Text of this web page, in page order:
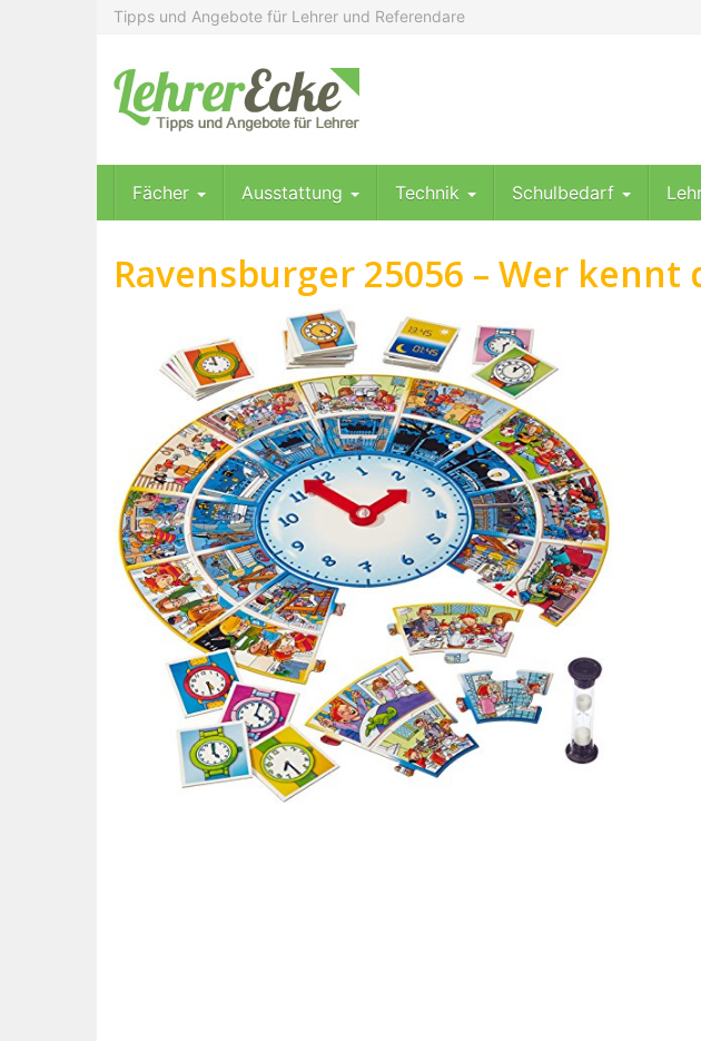
Tipps und Angebote für Lehrer und Referendare
Fächer Ausstattung Technik Schulbedarf
Ravensburger 25056 – Wer kennt